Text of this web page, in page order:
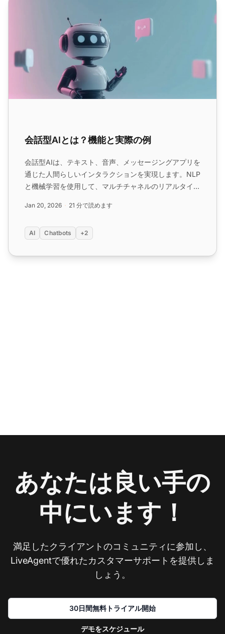
会話型AIとは？機能と実際の例
会話型AIは、テキスト、音声、メッセージングアプリを
通じた人間らしいインタラクションを実現します。NLP
と機械学習を使用して、マルチチャネルのリアルタイム
験を向上させ、共感と効率性をもたらします。...
Jan 20, 2026 21 分で読めます
AI Chatbots +2
あなたは良い手の
中にいます！
満足したクライアントのコミュニティに参加し、
LiveAgentで優れたカスタマーサポートを提供しま
しょう。
30日間無料トライアル開始
デモをスケジュール